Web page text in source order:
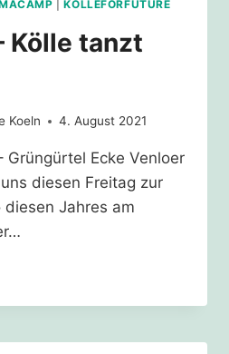
|KÖLLEFORFUTURE
Kölle tanzt
Koeln 4. August 2021
Grüngürtel Ecke Venloer
diesen Freitag zur
diesen Jahres am